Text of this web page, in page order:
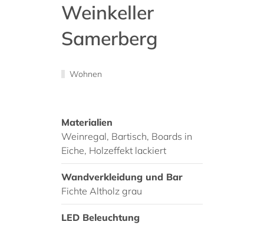
Weinkeller
Samerberg
Wohnen
Materialien
Weinregal, Bartisch, Boards in
Eiche, Holzeffekt lackiert
Wandverkleidung und Bar
Fichte Altholz grau
LED Beleuchtung